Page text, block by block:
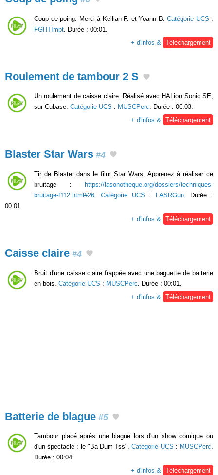
Coup de poing. Merci à Kellian F. et Yoann B. Catégorie UCS :
FGHTImpt . Durée : 00:01.
+ d'infos &
Téléchargement
Roulement de tambour 2 S
Un roulement de caisse claire. Réalisé avec HALion Sonic SE,
sur Cubase. Catégorie UCS : MUSCPerc. Durée : 00:03.
+ d'infos & Téléchargement
Blaster Star Wars #4
Tir de Blaster dans le film Star Wars. Apprenez à réaliser ce
bruitage :
https://lasonotheque.org/dossiers/techniques-
bruitage-f112.html#26. Catégorie UCS : LASRGun. Durée :
00:01.
+ d'infos & Téléchargement
Caisse claire #4
Bruit d'une caisse claire frappée avec une baguette de batterie
en bois. Catégorie UCS : MUSCPerc . Durée : 00:01.
+ d'infos &
Téléchargement
Batterie de blague #5
Tambour placé après une blague lors d'un show comique ou
d'un spectacle : le "Ba Dum Tss".Catégorie UCS : MUSCPerc.
Durée : 00:04.
+ d'infos & Téléchargement